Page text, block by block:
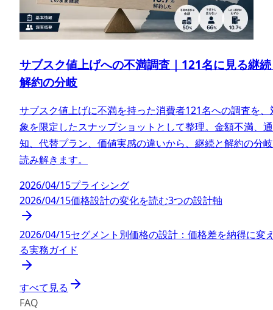
サブスク値上げへの不満調査｜121名に見る継
解約の分岐
サブスク値上げに不満を持った消費者121名への調査を、
象を限定したスナップショットとして整理。金額不満、通
知、代替プラン、価値実感の違いから、継続と解約の分
読み解きます。
2026/04/15プライシング
2026/04/15価格設計の変化を読む3つの設計軸
2026/04/15セグメント別価格の設計：価格差を納得に変
る実務ガイド
すべて見る
FAQ